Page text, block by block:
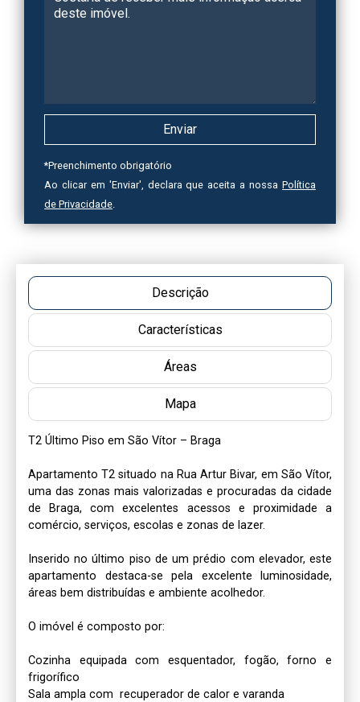
*Preenchimento obrigatório
Ao clicar em 'Enviar', declara que aceita a nossa Política
de Privacidade
Descrição
Características
Áreas
Mapa
T2 Último Piso em São Vítor – Braga
Apartamento T2 situado na Rua Artur Bivar, em São Vítor,
uma das zonas mais valorizadas e procuradas da cidade
de Braga, com excelentes acessos e proximidade a
comércio, serviços, escolas e zonas de lazer.
Inserido no último piso de um prédio com elevador, este
apartamento destaca-se pela excelente luminosidade,
áreas bem distribuídas e ambiente acolhedor.
O imóvel é composto por:
Cozinha equipada com esquentador, fogão, forno e
frigorífico
Sala ampla com  recuperador de calor e varanda